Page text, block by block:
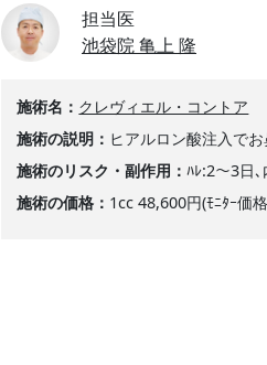
施術名
クレヴィエル・コントア
施術の説明
ヒアルロン酸注入で
施術のリスク・副作用
ﾊﾚ:2～3日
施術の価格
1cc 48,600円(ﾓﾆﾀｰ価
担当医
池袋院 亀上 隆